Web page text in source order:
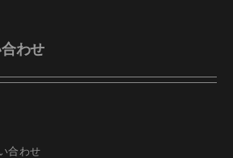
わせ
合わせ